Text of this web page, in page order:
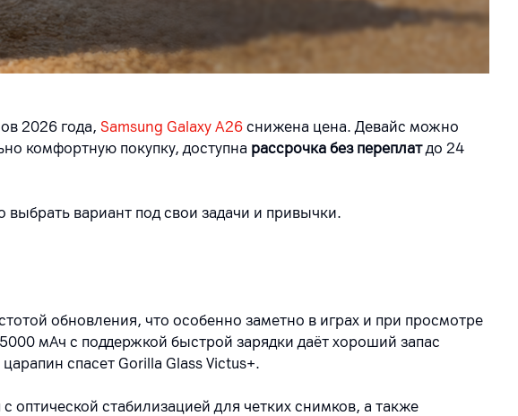
2026 года, Samsung Galaxy A26 снижена цена. Девайс можно
комфортную покупку, доступна рассрочка без переплатдо 24
вариант под свои задачи и привычки.
обновления, что особенно заметно в играх и при просмотре
мАч с поддержкой быстрой зарядки даёт хороший запас
спасет Gorilla Glass Victus+.
стабилизацией для четких снимков, а также